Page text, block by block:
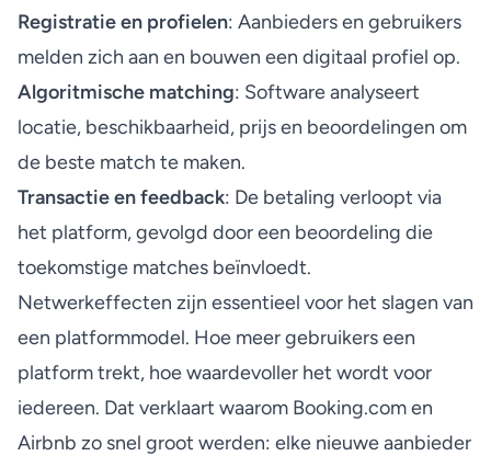
Registratie en profielen: Aanbieders en gebruikers
melden zich aan en bouwen een digitaal profiel op.
Algoritmische matching: Software analyseert
locatie, beschikbaarheid, prijs en beoordelingen om
de beste match te maken.
Transactie en feedback: De betaling verloopt via
het platform, gevolgd door een beoordeling die
toekomstige matches beïnvloedt.
Netwerkeffecten zijn essentieel voor het slagen van
een platformmodel. Hoe meer gebruikers een
platform trekt, hoe waardevoller het wordt voor
iedereen. Dat verklaart waarom Booking.comen
Airbnb zo snel groot werden: elke nieuwe aanbieder